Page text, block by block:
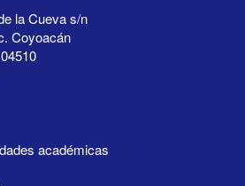
la Cueva s/n
Coyoacán
académicas